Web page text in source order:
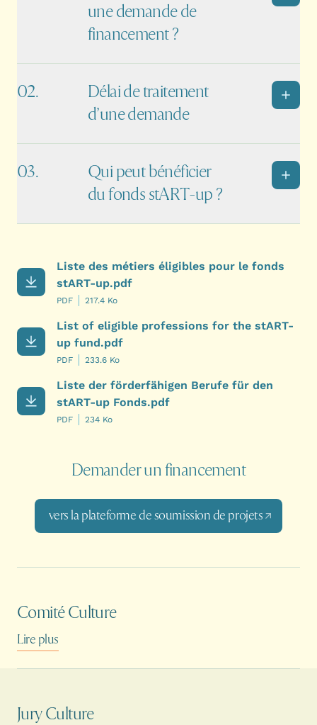
une demande de
financement ?
Délai de traitement
d’une demande
Qui peut bénéficier
du fonds stART-up ?
Liste des métiers éligibles pour le fonds
stART-up.pdf
PDF 217.4 Ko
List of eligible professions for the stART-
up fund.pdf
PDF 233.6 Ko
Liste der förderfähigen Berufe für den
stART-up Fonds.pdf
PDF 234 Ko
Demander un financement
vers la plateforme de soumission de projets
Comité Culture
Lire plus
Jury Culture